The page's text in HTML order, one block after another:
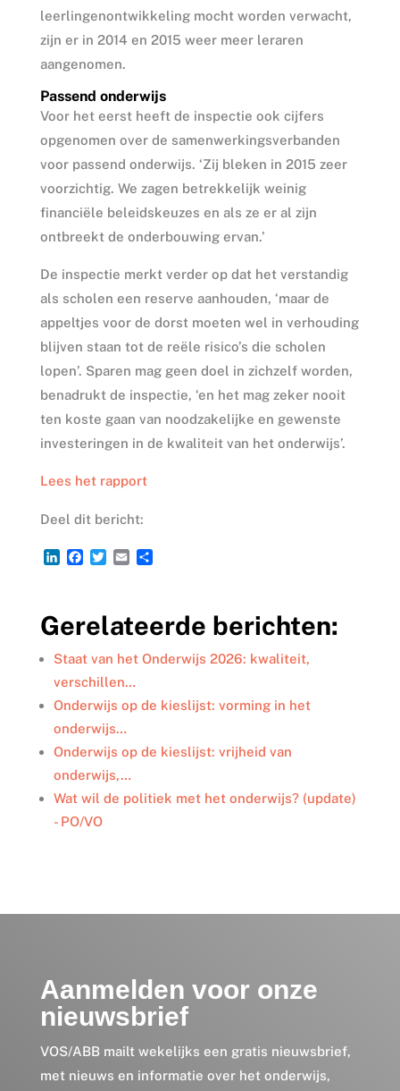
leerlingenontwikkeling mocht worden verwacht,
zijn er in 2014 en 2015 weer meer leraren
aangenomen.
Passend onderwijs
Voor het eerst heeft de inspectie ook cijfers
opgenomen over de samenwerkingsverbanden
voor passend onderwijs. ‘Zij bleken in 2015 zeer
voorzichtig. We zagen betrekkelijk weinig
financiële beleidskeuzes en als ze er al zijn
ontbreekt de onderbouwing ervan.’
De inspectie merkt verder op dat het verstandig
als scholen een reserve aanhouden, ‘maar de
appeltjes voor de dorst moeten wel in verhouding
blijven staan tot de reële risico’s die scholen
lopen’. Sparen mag geen doel in zichzelf worden,
benadrukt de inspectie, ‘en het mag zeker nooit
ten koste gaan van noodzakelijke en gewenste
investeringen in de kwaliteit van het onderwijs’.
Lees het rapport
Deel dit bericht:
L
e
d
I
n
F
b
o
o
k
T
t
e
r
E
l
D
n
Gerelateerde berichten:
Staat van het Onderwijs 2026: kwaliteit,
verschillen…
Onderwijs op de kieslijst: vorming in het
onderwijs…
Onderwijs op de kieslijst: vrijheid van
onderwijs,…
Wat wil de politiek met het onderwijs? (update)
- PO/VO
Aanmelden voor onze
nieuwsbrief
VOS/ABB mailt wekelijks een gratis nieuwsbrief,
met nieuws en informatie over het onderwijs,